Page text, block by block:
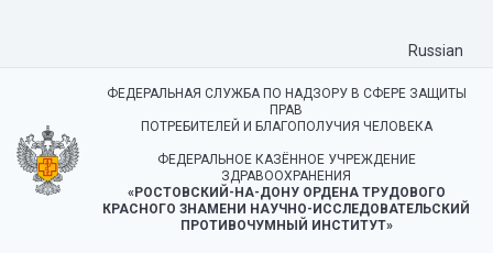
Russian
ФЕДЕРАЛЬНАЯ СЛУЖБА ПО НАДЗОРУ В СФЕРЕ ЗАЩИТЫ
ПРАВ
ПОТРЕБИТЕЛЕЙ И БЛАГОПОЛУЧИЯ ЧЕЛОВЕКА
ФЕДЕРАЛЬНОЕ КАЗЁННОЕ УЧРЕЖДЕНИЕ
ЗДРАВООХРАНЕНИЯ
«РОСТОВСКИЙ-НА-ДОНУ ОРДЕНА ТРУДОВОГО
КРАСНОГО ЗНАМЕНИ НАУЧНО-ИССЛЕДОВАТЕЛЬСКИЙ
ПРОТИВОЧУМНЫЙ ИНСТИТУТ»